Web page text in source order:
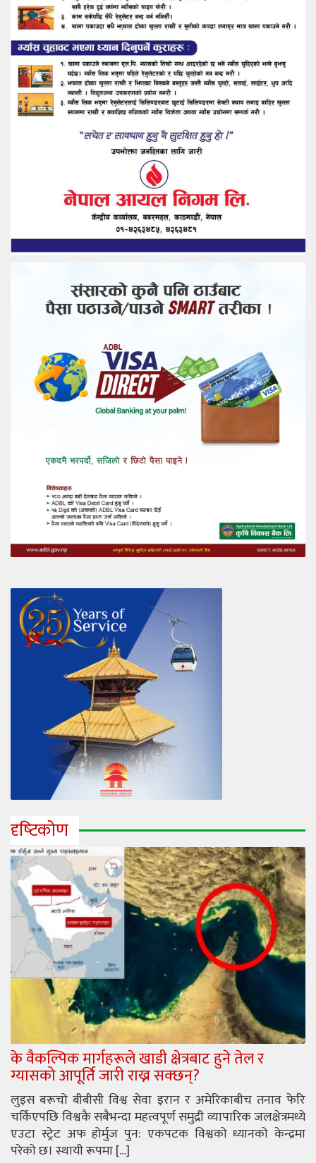
दृष्‍टिकोण
के वैकल्पिक मार्गहरूले खाडी क्षेत्रबाट हुने तेल र
ग्यासको आपूर्ति जारी राख्न सक्छन्?
लुइस बरूचो बीबीसी विश्व सेवा इरान र अमेरिकाबीच तनाव फेरि
चर्किएपछि विश्वकै सबैभन्दा महत्त्वपूर्ण समुद्री व्यापारिक जलक्षेत्रमध्ये
एउटा स्ट्रेट अफ होर्मुज पुन: एकपटक विश्वको ध्यानको केन्द्रमा
परेको छ। स्थायी रूपमा […]